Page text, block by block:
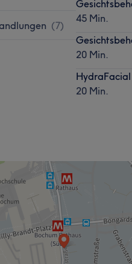
(7)
45 Min.
20 Min.
20 Min.